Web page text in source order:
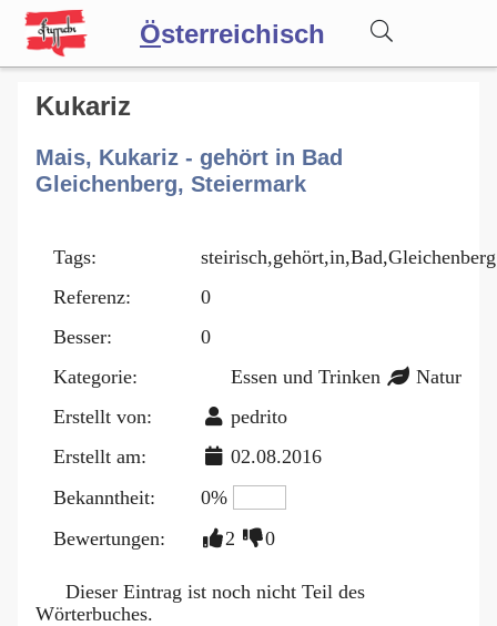
Österreichisch
Wörterbuch
Forum
Kukariz
Mais, Kukariz - gehört in Bad
Gleichenberg, Steiermark
Tags:
steirisch,gehört,in,Bad,Gleichenberg
Referenz:
0
Besser:
0
Kategorie:
Essen und Trinken
Natur
Erstellt von:
pedrito
Erstellt am:
02.08.2016
Bekanntheit:
0%
Bewertungen:
2 0
Dieser Eintrag ist noch nicht Teil des
Wörterbuches.